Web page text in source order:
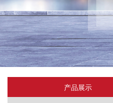
产品展示